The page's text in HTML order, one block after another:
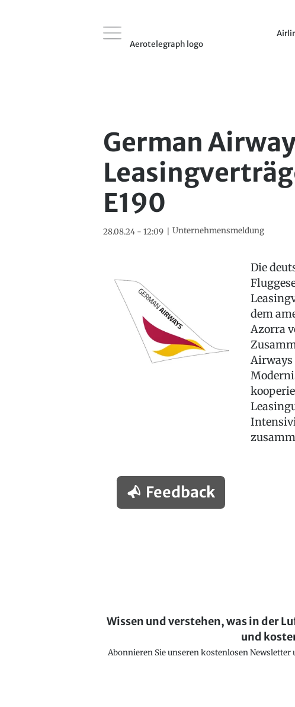
Aerotelegraph logo
German
E190
28.08.24 - 12:09 Unternehmensmeldung
Die
dem
Azorra
Airways
Feedback
Wissen und verstehen, was in der
und
Abonnieren Sie unseren kostenlosen